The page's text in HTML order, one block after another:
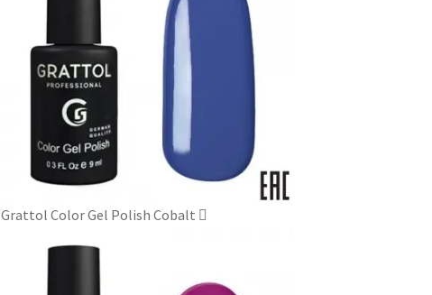
Grattol Color Gel Polish Cobalt